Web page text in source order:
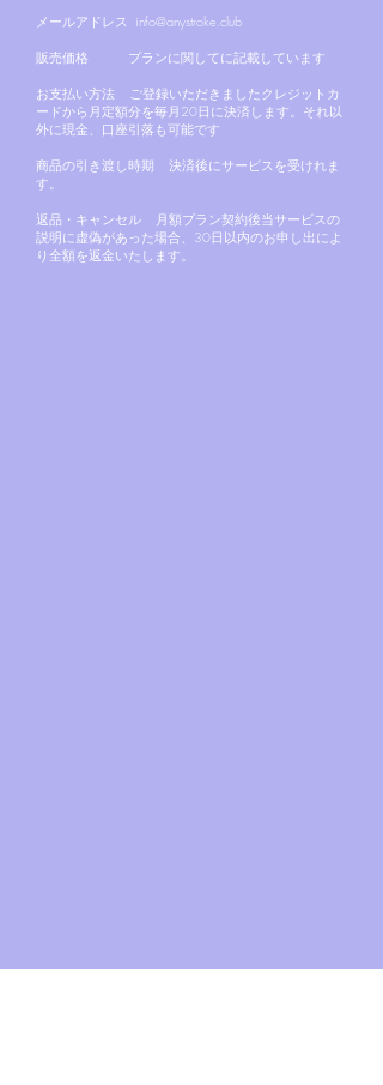
メールアドレス info@anystroke.club
販売価格 プランに関してに記載しています
お支払い方法 ご登録いただきましたクレジットカ
ードから月定額分を毎月20日に決済します。それ以
外に現金、口座引落も可能です
商品の引き渡し時期 決済後にサービスを受けれま
す。
返品・キャンセル 月額プラン契約後当サービスの
説明に虚偽があった場合、30日以内のお申し出によ
り全額を返金いたします。